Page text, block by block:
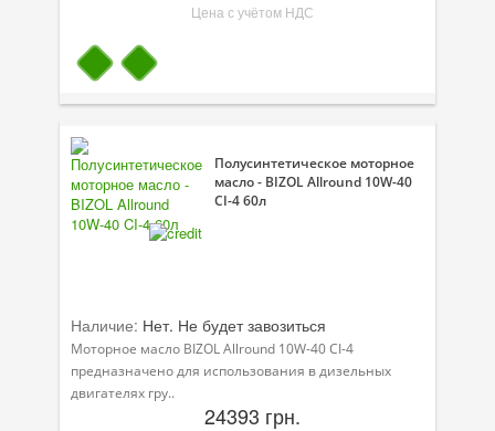
Цена с учётом НДС
Полусинтетическое моторное
масло - BIZOL Allround 10W-40
CI-4 60л
Наличие: Нет. Не будет завозиться
Моторное масло BIZOL Allround 10W-40 CI-4
предназначено для использования в дизельных
двигателях гру..
24393 грн.